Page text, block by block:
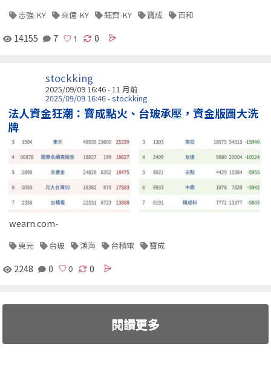
志強-KY 來億-KY 鈺齊-KY 寶成 百和
14155 7 0
stockking
2025/09/09 16:46 - 11 月前
2025/09/09 16:46 - stockking
法人資金狂潮：寶成點火、台玻承壓，資金版圖大洗
牌
wearn.com-
東元 台玻 鴻海 台積電 寶成
2248 0 0
閱讀更多